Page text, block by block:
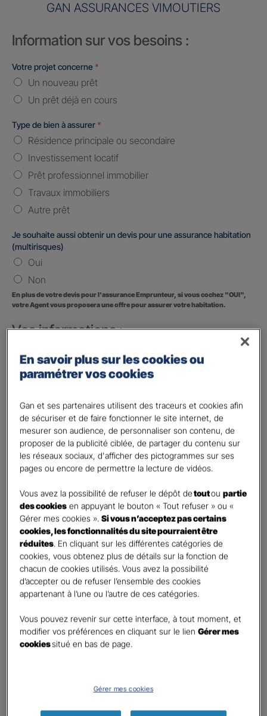
GAN ASSURANCES VIMOUTIERS
Information sur vos besoins :
Votre projet concerne *
Un nouveau prêt
Un prêt déjà en cours
Type de bien à assurer *
Résidence principale ou secondaire
Investissement locatif
Prêt professionnel immobilier
Travaux immobiliers
Autre prêt
Je souhaite aussi obtenir un devis pour une assurance habitation
(multirisques)
Oui
Non
En plus de votre devis pour l'assurance Emprunteur, si vous cochez "OUI",
votre Agent vous proposera une offre pour assurer votre habitation.
Vos informations :
Etes-vous déjà client Gan assurances ?*
Oui
Civilité*
Madame
Monsieur
Contact *
First Last
Téléphone*
No
country
selected
E-mail
En cochant cette case et en soumettant ce formulaire,
j'accepte que mes données personnelles soient utilisées
En savoir plus sur les cookies ou
paramétrer vos cookies
Gan et ses partenaires utilisent des traceurs et cookies afin
de sécuriser et de faire fonctionner le site internet, de
mesurer son audience, de personnaliser son contenu, de
proposer de la publicité ciblée, de partager du contenu sur
les réseaux sociaux, d'afficher des pictogrammes sur ses
pages ou encore de permettre la lecture de vidéos.
Vous avez la possibilité de refuser le dépôt detoutoupartie
des cookies en appuyant le bouton « Tout refuser » ou «
Gérer mes cookies ».Si vous n’acceptez pas certains
cookies, les fonctionnalités du site pourraient être
réduites. En cliquant sur les différentes catégories de
cookies, vous obtenez plus de détails sur la fonction de
chacun de cookies utilisés. Vous avez la possibilité
d’accepter ou de refuser l’ensemble des cookies
appartenant à l’une ou l’autre de ces catégories.
Vous pouvez revenir sur cette interface, à tout moment, et
modifier vos préférences en cliquant sur le lienGérer mes
cookiessitué en bas de page.
Gérer mes cookies